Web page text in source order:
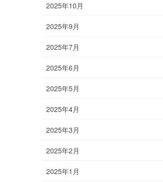
2025年10月
2025年9月
2025年7月
2025年6月
2025年5月
2025年4月
2025年3月
2025年2月
2025年1月